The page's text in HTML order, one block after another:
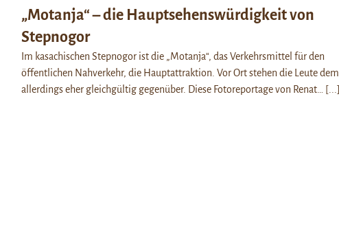
„Motanja“ – die Hauptsehenswürdigkeit von
Stepnogor
Im kasachischen Stepnogor ist die „Motanja“, das Verkehrsmittel für den
öffentlichen Nahverkehr, die Hauptattraktion. Vor Ort stehen die Leute dem
allerdings eher gleichgültig gegenüber. Diese Fotoreportage von Renat…
[...]